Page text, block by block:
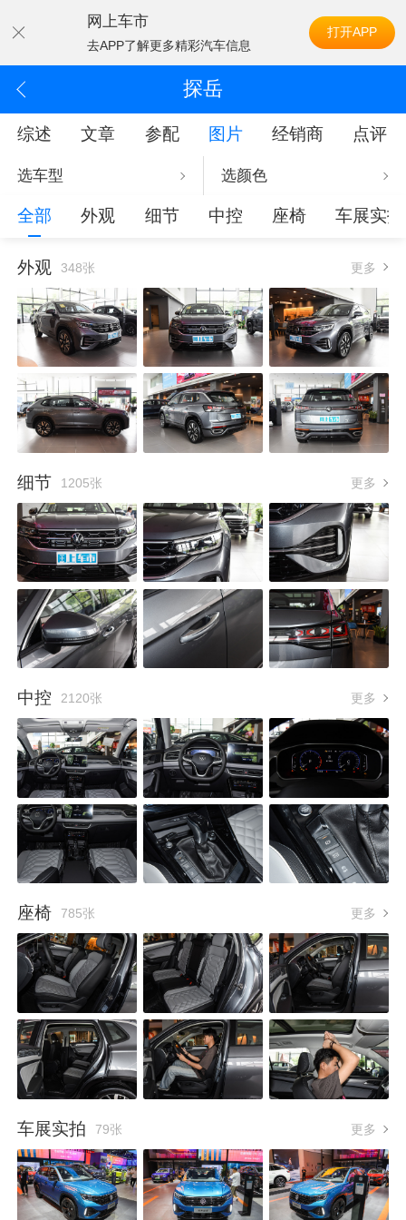
网上车市
去APP了解更多精彩汽车信息
打开APP
探岳
综述 文章 参配 图片 经销商 点评
选车型 选颜色
全部 外观 细节 中控 座椅 车展实拍
外观 348张 更多
细节 1205张 更多
中控 2120张 更多
座椅 785张 更多
车展实拍 79张 更多